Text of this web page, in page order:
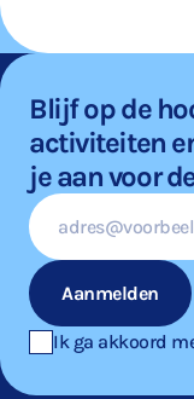
Blijf op de
activiteiten
je aan voor
E-
mailadres
Aanmelden
Ik ga akkoord